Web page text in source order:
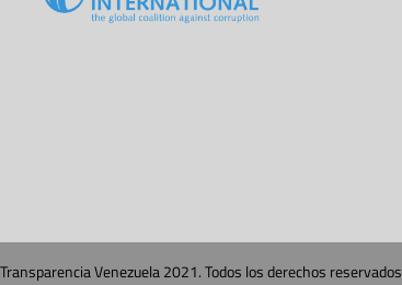
Transparencia Venezuela 2021. Todos los derechos reservados